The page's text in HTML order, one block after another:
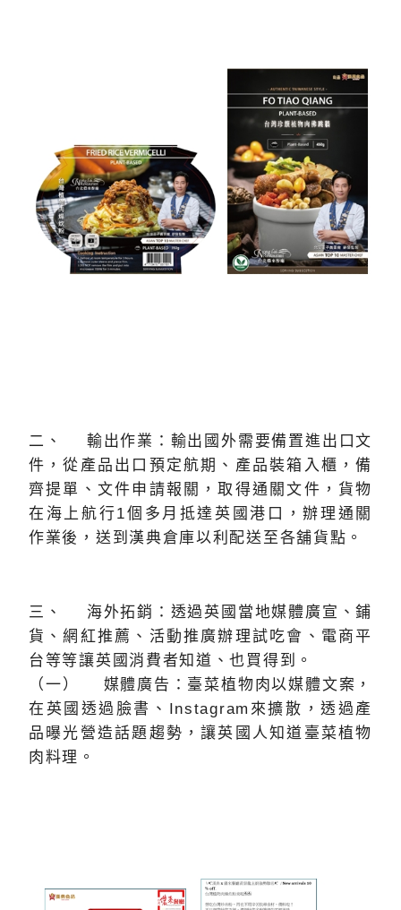
二、 輸出作業：輸出國外需要備置進出口文
件，從產品出口預定航期、產品裝箱入櫃，備
齊提單、文件申請報關，取得通關文件，貨物
在海上航行1個多月抵達英國港口，辦理通關
作業後，送到漢典倉庫以利配送至各舖貨點。
三、 海外拓銷：透過英國當地媒體廣宣、鋪
貨、網紅推薦、活動推廣辦理試吃會、電商平
台等等讓英國消費者知道、也買得到。
（一） 媒體廣告：臺菜植物肉以媒體文案，
在英國透過臉書、Instagram來擴散，透過產
品曝光營造話題趨勢，讓英國人知道臺菜植物
肉料理。